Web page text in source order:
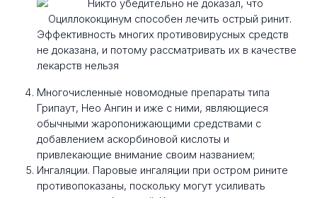
Эффективность многих противовирусных средств
не доказана, и потому рассматривать их в качестве
лекарств нельзя
Многочисленные новомодные препараты типа
Грипаут, Нео Ангин и иже с ними, являющиеся
обычными жаропонижающими средствами с
добавлением аскорбиновой кислоты и
привлекающие внимание своим названием;
Ингаляции. Паровые ингаляции при остром рините
противопоказаны, поскольку могут усиливать